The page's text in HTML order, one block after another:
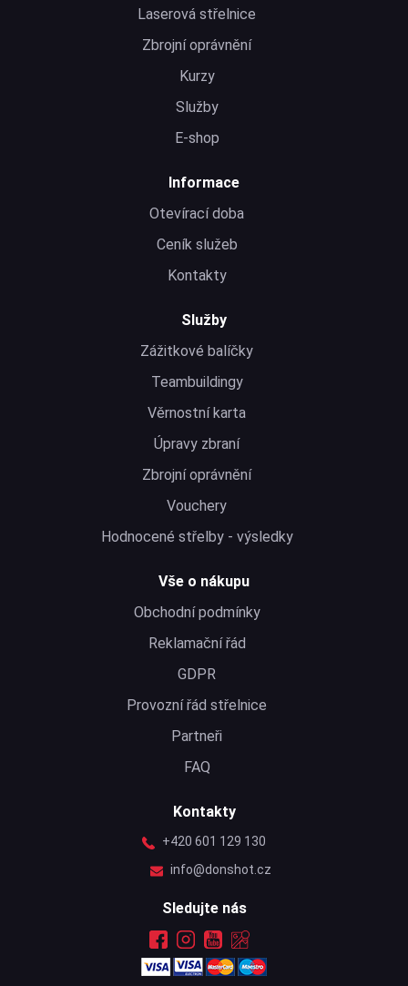
Laserová střelnice
Zbrojní oprávnění
Kurzy
Služby
E-shop
Informace
Otevírací doba
Ceník služeb
Kontakty
Služby
Zážitkové balíčky
Teambuildingy
Věrnostní karta
Úpravy zbraní
Zbrojní oprávnění
Vouchery
Hodnocené střelby - výsledky
Vše o nákupu
Obchodní podmínky
Reklamační řád
GDPR
Provozní řád střelnice
Partneři
FAQ
Kontakty
+420 601 129 130
info@donshot.cz
Sledujte nás